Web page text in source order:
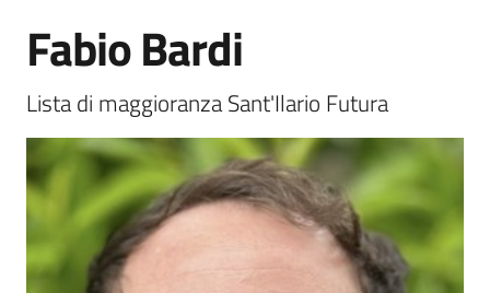
Amministrazione
Menu selezionato
Novità
Servizi
Vivere
Sant'Ilario
Salta al contenuto
Fabio Bardi
Lista di maggioranza Sant'Ilario Futura